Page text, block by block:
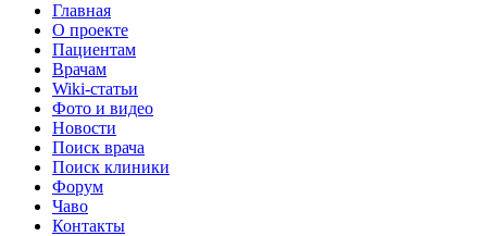
Главная
О проекте
Пациентам
Врачам
Wiki-статьи
Фото и видео
Новости
Поиск врача
Поиск клиники
Форум
Чаво
Контакты